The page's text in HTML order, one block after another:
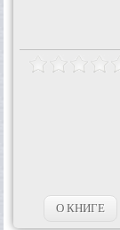
О КНИГЕ